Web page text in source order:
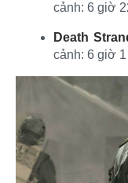
cảnh: 6 giờ
Death
cảnh: 6 giờ